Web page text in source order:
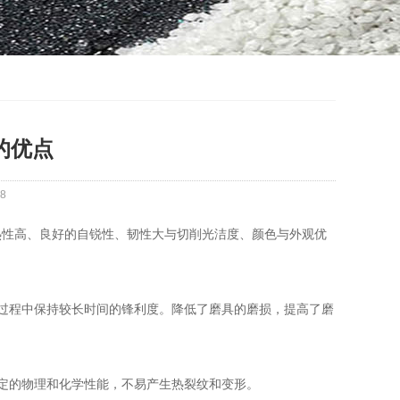
优点
高、良好的自锐性、韧性大与切削光洁度、颜色与外观优
中保持较长时间的锋利度。降低了磨具的磨损，提高了磨
物理和化学性能，不易产生热裂纹和变形。